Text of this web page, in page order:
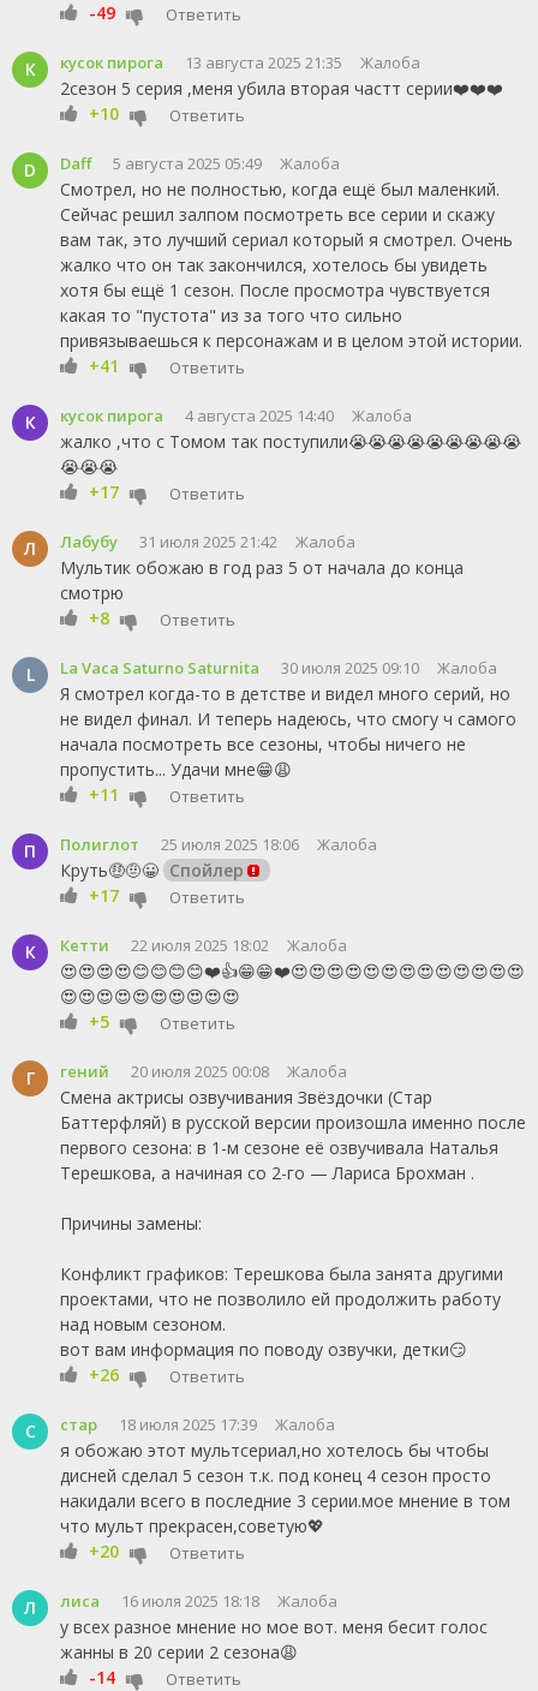
-49
Ответить
К кусок пирога 13 августа 2025 21:35 Жалоба
2сезон 5 серия ,меня убила вторая частт серии❤️❤️❤️
+10
Ответить
D Daff 5 августа 2025 05:49 Жалоба
Смотрел, но не полностью, когда ещё был маленкий.
Сейчас решил залпом посмотреть все серии и скажу
вам так, это лучший сериал который я смотрел. Очень
жалко что он так закончился, хотелось бы увидеть
хотя бы ещё 1 сезон. После просмотра чувствуется
какая то "пустота" из за того что сильно
привязываешься к персонажам и в целом этой истории.
+41
Ответить
К кусок пирога 4 августа 2025 14:40 Жалоба
жалко ,что с Томом так поступили😭😭😭😭😭😭😭😭😭
😭😭😭
+17
Ответить
Л Лабубу 31 июля 2025 21:42 Жалоба
Мультик обожаю в год раз 5 от начала до конца
смотрю
+8
Ответить
L La Vaca Saturno Saturnita 30 июля 2025 09:10 Жалоба
Я смотрел когда-то в детстве и видел много серий, но
не видел финал. И теперь надеюсь, что смогу ч самого
начала посмотреть все сезоны, чтобы ничего не
пропустить... Удачи мне😁😩
+11
Ответить
П Полиглот 25 июля 2025 18:06 Жалоба
Круть🤑🤨😀 Спойлер
+17
Ответить
К Кетти 22 июля 2025 18:02 Жалоба
😍😍😍😍😊😊😊😊❤️👍😁😁❤️😍😍😍😍😍😍😍😍😍😍😍😍😍
😍😍😍😍😍😍😍😍😍😍
+5
Ответить
Г гений 20 июля 2025 00:08 Жалоба
Смена актрисы озвучивания Звёздочки (Стар
Баттерфляй) в русской версии произошла именно после
первого сезона: в 1-м сезоне её озвучивала Наталья
Терешкова, а начиная со 2-го — Лариса Брохман .
Причины замены:
Конфликт графиков: Терешкова была занята другими
проектами, что не позволило ей продолжить работу
над новым сезоном.
вот вам информация по поводу озвучки, детки😏
+26
Ответить
С стар 18 июля 2025 17:39 Жалоба
я обожаю этот мультсериал,но хотелось бы чтобы
дисней сделал 5 сезон т.к. под конец 4 сезон просто
накидали всего в последние 3 серии.мое мнение в том
что мульт прекрасен,советую💖
+20
Ответить
Л лиса 16 июля 2025 18:18 Жалоба
у всех разное мнение но мое вот. меня бесит голос
жанны в 20 серии 2 сезона😩
-14
Ответить